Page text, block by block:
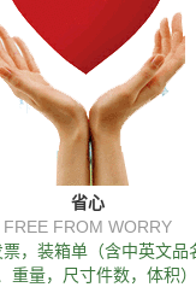
省心
FREE FROM WORRY
，装箱单（含中英文品
重量，尺寸件数，体积）